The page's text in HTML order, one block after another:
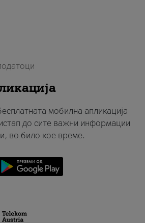
мобилна апликација
до сите важни информации
во било кое време.